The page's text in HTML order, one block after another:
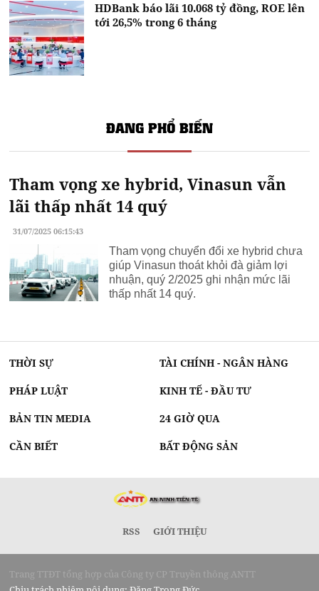
HDBank báo lãi 10.068 tỷ đồng, ROE lên
tới 26,5% trong 6 tháng
ĐANG PHỔ BIẾN
Tham vọng xe hybrid, Vinasun vẫn
lãi thấp nhất 14 quý
31/07/2025 06:15:43
Tham vọng chuyển đổi xe hybrid chưa
giúp Vinasun thoát khỏi đà giảm lợi
nhuận, quý 2/2025 ghi nhận mức lãi
thấp nhất 14 quý.
THỜI SỰ TÀI CHÍNH - NGÂN HÀNG
PHÁP LUẬT KINH TẾ - ĐẦU TƯ
BẢN TIN MEDIA 24 GIỜ QUA
CẦN BIẾT BẤT ĐỘNG SẢN
RSS GIỚI THIỆU
Trang TTĐT tổng hợp của Công ty CP Truyền thông ANTT